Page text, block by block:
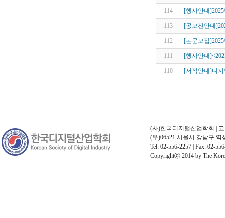
114 [행사안내
113 [공모전안내
112 [논문모집
111 [행사안내
110 [서적안내]디
(사)한국디지털산업학회 |
(우)06521 서울시 강남구
Tel: 02-556-2257 | Fax: 02-
Copyrightⓒ 2014 by The